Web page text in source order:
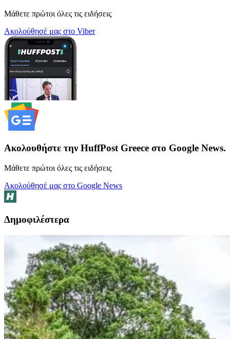
Μάθετε πρώτοι όλες τις ειδήσεις
Ακολούθησέ μας στο Viber
Ακολουθήστε την HuffPost Greece στο Google News.
Μάθετε πρώτοι όλες τις ειδήσεις
Ακολούθησέ μας στο Google News
Δημοφιλέστερα